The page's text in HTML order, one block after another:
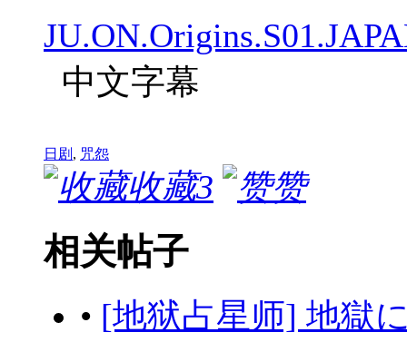
中文字幕
日剧 , 咒怨
收藏3 赞
相关帖子
• [地狱占星师] 地獄